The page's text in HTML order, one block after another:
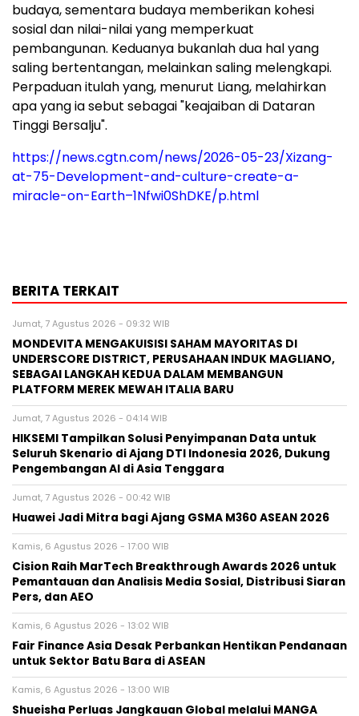
budaya, sementara budaya memberikan kohesi
sosial dan nilai-nilai yang memperkuat
pembangunan. Keduanya bukanlah dua hal yang
saling bertentangan, melainkan saling melengkapi.
Perpaduan itulah yang, menurut Liang, melahirkan
apa yang ia sebut sebagai "keajaiban di Dataran
Tinggi Bersalju".
https://news.cgtn.com/news/2026-05-23/Xizang-
at-75-Development-and-culture-create-a-
miracle-on-Earth–1Nfwi0ShDKE/p.html
BERITA TERKAIT
Jumat, 7 Agustus 2026 - 09:32 WIB
MONDEVITA MENGAKUISISI SAHAM MAYORITAS DI
UNDERSCORE DISTRICT, PERUSAHAAN INDUK MAGLIANO,
SEBAGAI LANGKAH KEDUA DALAM MEMBANGUN
PLATFORM MEREK MEWAH ITALIA BARU
Jumat, 7 Agustus 2026 - 04:14 WIB
HIKSEMI Tampilkan Solusi Penyimpanan Data untuk
Seluruh Skenario di Ajang DTI Indonesia 2026, Dukung
Pengembangan AI di Asia Tenggara
Jumat, 7 Agustus 2026 - 00:42 WIB
Huawei Jadi Mitra bagi Ajang GSMA M360 ASEAN 2026
Kamis, 6 Agustus 2026 - 17:00 WIB
Cision Raih MarTech Breakthrough Awards 2026 untuk
Pemantauan dan Analisis Media Sosial, Distribusi Siaran
Pers, dan AEO
Kamis, 6 Agustus 2026 - 13:02 WIB
Fair Finance Asia Desak Perbankan Hentikan Pendanaan
untuk Sektor Batu Bara di ASEAN
Kamis, 6 Agustus 2026 - 13:00 WIB
Shueisha Perluas Jangkauan Global melalui MANGA